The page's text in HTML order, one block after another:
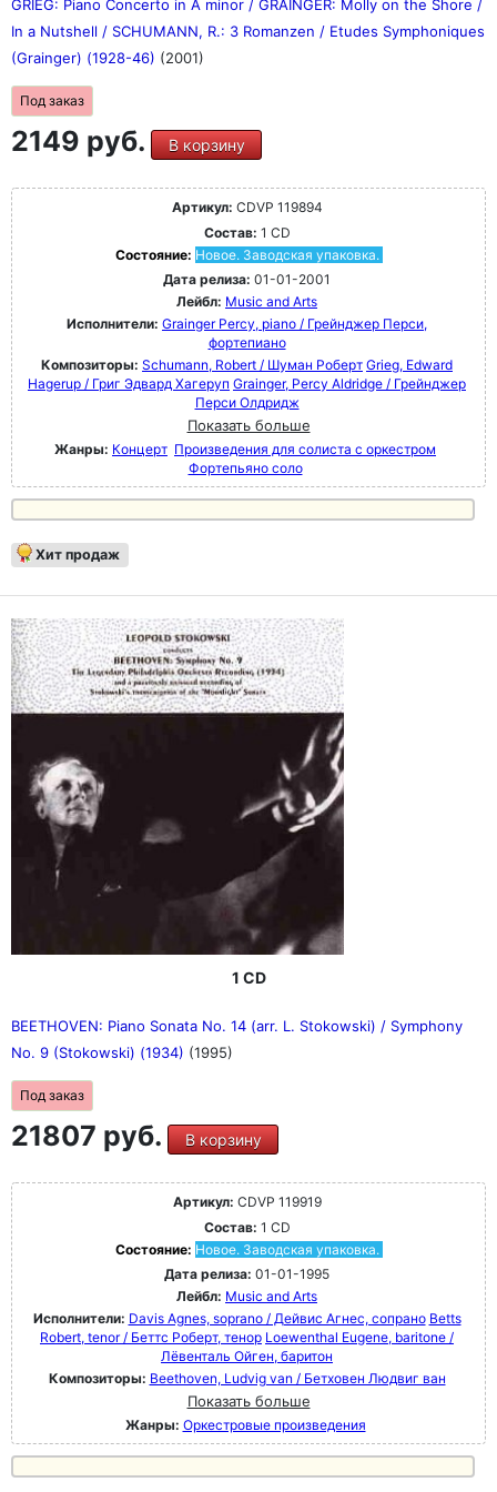
GRIEG: Piano Concerto in A minor / GRAINGER: Molly on the Shore /
In a Nutshell / SCHUMANN, R.: 3 Romanzen / Etudes Symphoniques
(Grainger) (1928-46) (2001)
Под заказ
2149 руб. В корзину
Артикул: CDVP 119894
Состав: 1 CD
Состояние: Новое. Заводская упаковка.
Дата релиза: 01-01-2001
Лейбл: Music and Arts
Исполнители: Grainger Percy, piano / Грейнджер Перси,
фортепиано
Композиторы: Schumann, Robert / Шуман Роберт Grieg, Edward
Hagerup / Григ Эдвард Хагеруп Grainger, Percy Aldridge / Грейнджер
Перси Олдридж
Показать больше
Жанры: Концерт Произведения для солиста с оркестром
Фортепьяно соло
Хит продаж
1 CD
BEETHOVEN: Piano Sonata No. 14 (arr. L. Stokowski) / Symphony
No. 9 (Stokowski) (1934) (1995)
Под заказ
21807 руб. В корзину
Артикул: CDVP 119919
Состав: 1 CD
Состояние: Новое. Заводская упаковка.
Дата релиза: 01-01-1995
Лейбл: Music and Arts
Исполнители: Davis Agnes, soprano / Дейвис Агнес, сопрано Betts
Robert, tenor / Беттс Роберт, тенор Loewenthal Eugene, baritone /
Лёвенталь Ойген, баритон
Композиторы: Beethoven, Ludvig van / Бетховен Людвиг ван
Показать больше
Жанры: Оркестровые произведения